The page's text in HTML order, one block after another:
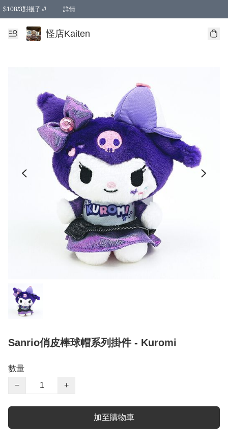
$108/3對襪子🧦 詳情
卡通傘☂️2把8折
購物滿 HKD 650.00即享免運費優惠！（適用於 本地送貨、本地取貨 )
怪店Kaiten
Sanrio俏皮棒球帽系列掛件 - Kuromi
數量
−
+
加至購物車